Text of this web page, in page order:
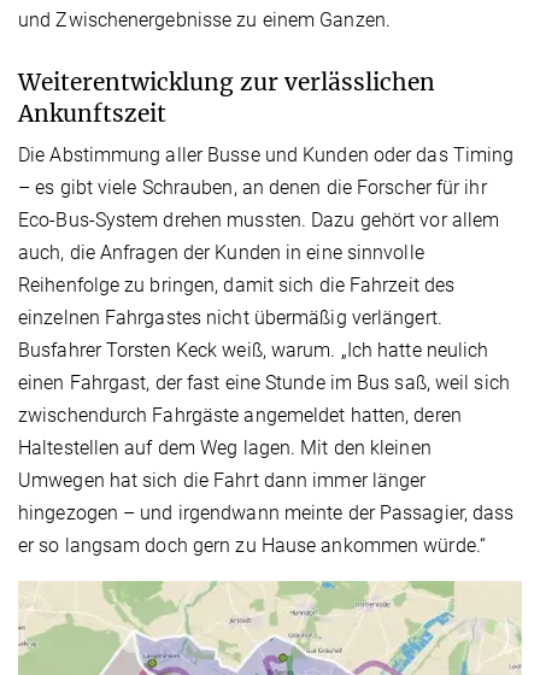
und Zwischenergebnisse zu einem Ganzen.
Weiterentwicklung zur verlässlichen
Ankunftszeit
Die Abstimmung aller Busse und Kunden oder das Timing
– es gibt viele Schrauben, an denen die Forscher für ihr
Eco-Bus-System drehen mussten. Dazu gehört vor allem
auch, die Anfragen der Kunden in eine sinnvolle
Reihenfolge zu bringen, damit sich die Fahrzeit des
einzelnen Fahrgastes nicht übermäßig verlängert.
Busfahrer Torsten Keck weiß, warum. „Ich hatte neulich
einen Fahrgast, der fast eine Stunde im Bus saß, weil sich
zwischendurch Fahrgäste angemeldet hatten, deren
Haltestellen auf dem Weg lagen. Mit den kleinen
Umwegen hat sich die Fahrt dann immer länger
hingezogen – und irgendwann meinte der Passagier, dass
er so langsam doch gern zu Hause ankommen würde.“